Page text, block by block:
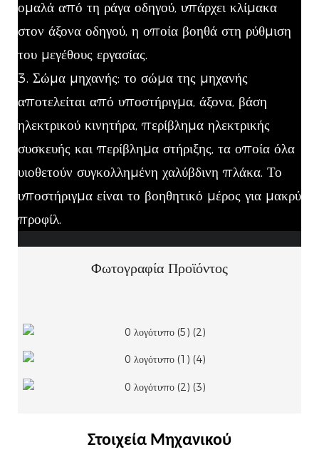
ομαλά από τη ράγα οδηγού, υπάρχει κλίμακα
στον άξονα οδηγού, η οποία βοηθά στη ρύθμιση
του μεγέθους εργασίας.
3. Σώμα μηχανής: το σώμα της μηχανής
αποτελείται από υποστήριγμα, άξονα, βάση
ηλεκτρικού κινητήρα, περίβλημα ηλεκτρικής
συσκευής και περίβλημα στήριξης, τα οποία όλα
υιοθετούν συγκολλημένη χαλύβδινη πλάκα. Το
υποστήριγμα είναι το βοηθητικό μέρος για μακρύ
προφίλ.
Φωτογραφία Προϊόντος
Στοιχεία Μηχανικού